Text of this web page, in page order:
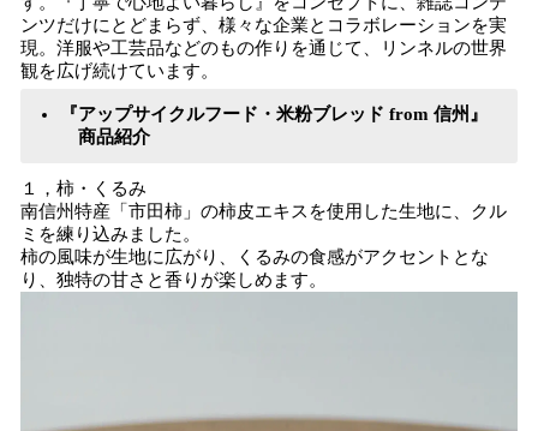
ンツだけにとどまらず、様々な企業とコラボレーションを実
現。洋服や工芸品などのもの作りを通じて、リンネルの世界
観を広げ続けています。
『アップサイクルフード・米粉ブレッド from 信州』
商品紹介
１，柿・くるみ
南信州特産「市田柿」の柿皮エキスを使用した生地に、クル
ミを練り込みました。
柿の風味が生地に広がり、くるみの食感がアクセントとな
り、独特の甘さと香りが楽しめます。